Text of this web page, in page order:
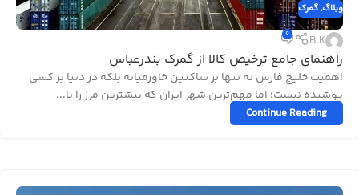
وبلاگ,گمرک
B.K
0
راهنمای جامع ترخیص کالا از گمرک بندرعباس
اهمیت خلیج فارس نه تنها بر ساکنین خاورمیانه بلکه در دنیا بر کسی
پوشیده نیست؛ اما مهم‌ترین شهر ایران که بیشترین مرز را با...
Continue Reading